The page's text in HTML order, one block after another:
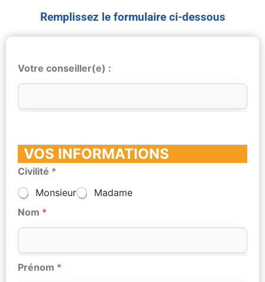
Remplissez le formulaire ci-dessous
Votre conseiller(e) :
VOS INFORMATIONS
Civilité *
Monsieur
Madame
Nom *
Prénom *